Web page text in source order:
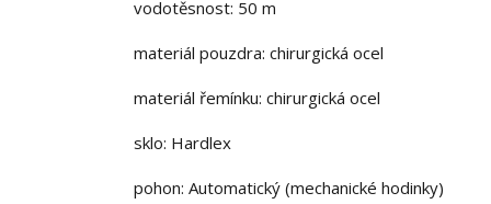
vodotěsnost: 50 m
materiál pouzdra: chirurgická ocel
materiál řemínku: chirurgická ocel
sklo: Hardlex
pohon: Automatický (mechanické hodinky)